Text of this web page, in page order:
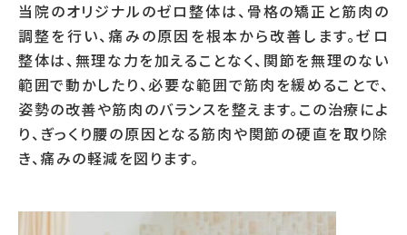
当院のオリジナルのゼロ整体は、骨格の矯正と筋肉の
調整を行い、痛みの原因を根本から改善します。ゼロ
整体は、無理な力を加えることなく、関節を無理のない
範囲で動かしたり、必要な範囲で筋肉を緩めることで、
姿勢の改善や筋肉のバランスを整えます。この治療によ
り、ぎっくり腰の原因となる筋肉や関節の硬直を取り除
き、痛みの軽減を図ります。